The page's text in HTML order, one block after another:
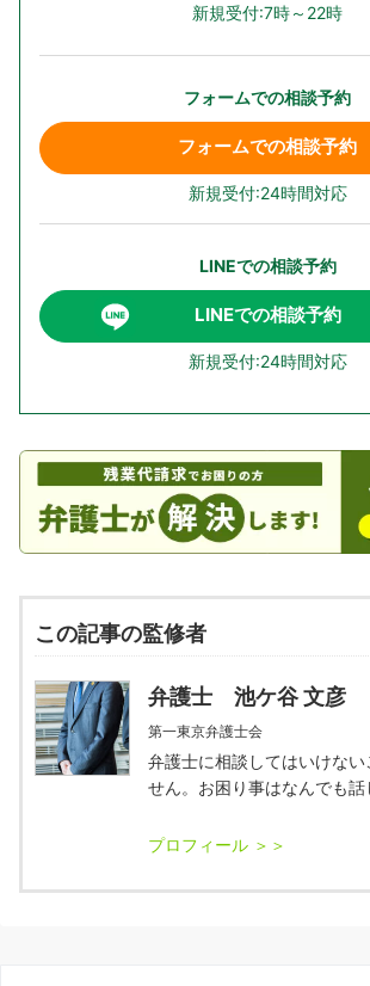
新規受付:7時～22時
フォームでの相談予約
フォームでの相談予約
新規受付:24時間対応
LINEでの相談予約
LINEでの相談予約
新規受付:24時間対応
この記事の監修者
弁護士 池ケ谷 文彦
第一東京弁護士会
弁護士に相談してはいけない
せん。お困り事はなんでも話